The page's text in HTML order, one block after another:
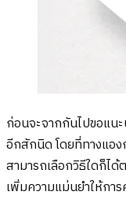
ก่อนจะจากกันไปขอแน
อีกสักนิด โดยที่ทางแอ
สามารถเลือกวิธีใดก็ไ
เพิ่มความแม่นยำให้กา